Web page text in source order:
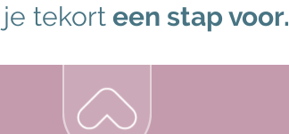
tekort een stap voor.